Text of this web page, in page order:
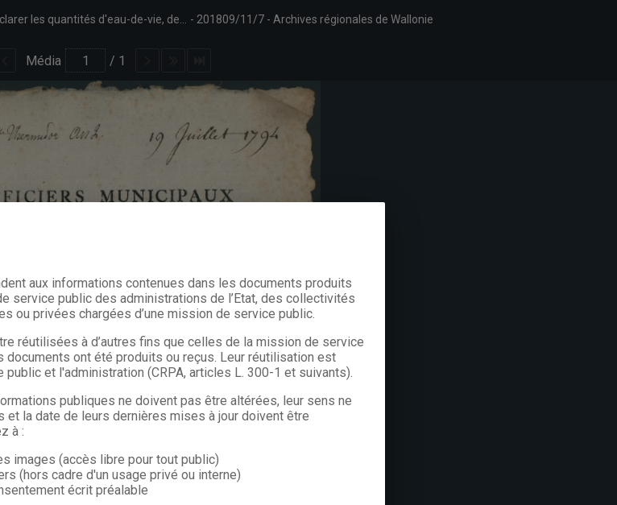
201809/11/7 Archives régionales de Wallonie
Média / 1
aux informations contenues dans les documents produits
service public des administrations de l’Etat, des collectivités
ou privées chargées d’une mission de service public.
réutilisées à d’autres fins que celles de la mission de service
ont été produits ou reçus. Leur réutilisation est
et l'administration (CRPA, articles L. 300-1 et suivants).
publiques ne doivent pas être altérées, leur sens ne
la date de leurs dernières mises à jour doivent être
à :
images (accès libre pour tout public)
(hors cadre d'un usage privé ou interne)
écrit préalable